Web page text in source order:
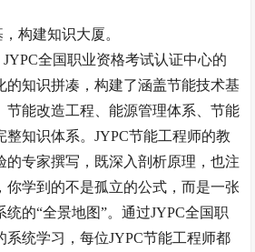
构建知识大厦。
JYPC全国职业资格考试认证中心的
的知识拼凑，构建了涵盖节能技术基
节能改造工程、能源管理体系、节能
整知识体系。JYPC节能工程师的教
的专家撰写，既深入剖析原理，也注
你学到的不是孤立的公式，而是一张
的“全景地图”。通过JYPC全国职
系统学习，每位JYPC节能工程师都